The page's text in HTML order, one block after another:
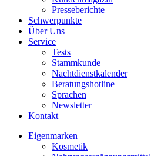
Presseberichte
Schwerpunkte
Über Uns
Service
Tests
Stammkunde
Nachtdienstkalender
Beratungshotline
Sprachen
Newsletter
Kontakt
Eigenmarken
Kosmetik